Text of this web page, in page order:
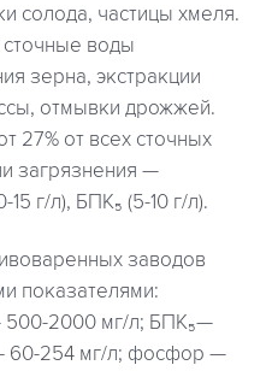
солода, частицы хмеля.
воды
зерна, экстракции
отмывки дрожжей.
27% от всех сточных
загрязнения —
г/л), БПК₅ (5-10 г/л).
заводов
показателями:
2000 мг/л; БПК₅—
60-254 мг/л; фосфор —